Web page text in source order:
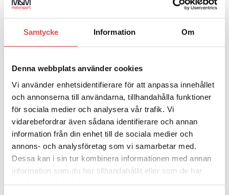
Samtycke Information Om
Denna webbplats använder cookies
Vi använder enhetsidentifierare för att anpassa innehållet
och annonserna till användarna, tillhandahålla funktioner
för sociala medier och analysera vår trafik. Vi
vidarebefordrar även sådana identifierare och annan
information från din enhet till de sociala medier och
annons- och analysföretag som vi samarbetar med.
Dessa kan i sin tur kombinera informationen med annan
information som du har tillhandahållit eller som de har
samlat in när du har använt deras tjänster.
POWERFLEXBUSSNINGAR
POWERFLEXBUSSNINGAR